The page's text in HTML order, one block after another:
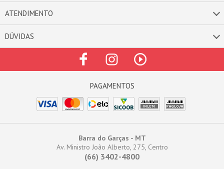
ATENDIMENTO
DÚVIDAS
Barra do Garças - MT
Av. Ministro João Alberto, 275, Centro
(66) 3402-4800